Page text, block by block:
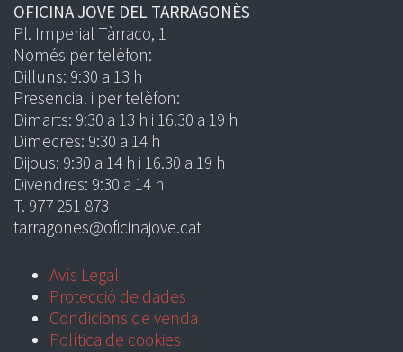
OFICINA JOVE DEL TARRAGONÈS
Pl. Imperial Tàrraco, 1
Només per telèfon:
Dilluns: 9:30 a 13 h
Presencial i per telèfon:
Dimarts: 9:30 a 13 h i 16.30 a 19 h
Dimecres: 9:30 a 14 h
Dijous: 9:30 a 14 h i 16.30 a 19 h
Divendres: 9:30 a 14 h
T. 977 251 873
tarragones@oficinajove.cat
Avís Legal
Protecció de dades
Condicions de venda
Política de cookies